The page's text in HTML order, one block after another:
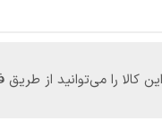
کالا را می‌توانید از